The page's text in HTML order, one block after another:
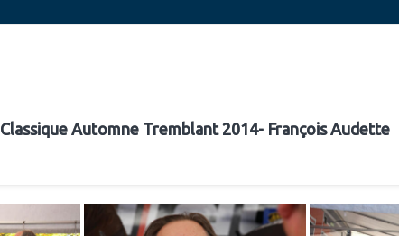
Classique Automne Tremblant 2014- François Audette